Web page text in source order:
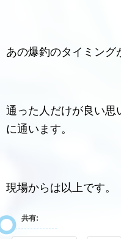
あの爆釣のタイミング
通った人だけが良い思
に通います。
現場からは以上です。
共有: